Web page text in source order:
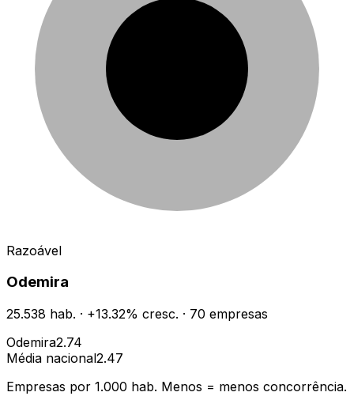
Razoável
Odemira
25.538 hab. · +13.32% cresc. · 70 empresas
Odemira2.74
Média nacional2.47
Empresas por 1.000 hab. Menos = menos concorrência.